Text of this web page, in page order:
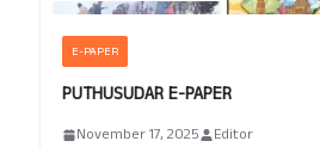
E-PAPER
PUTHUSUDAR E-PAPER
November 17, 2025 Editor